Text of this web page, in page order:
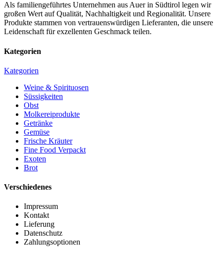
Als familiengeführtes Unternehmen aus Auer in Südtirol legen wir
großen Wert auf Qualität, Nachhaltigkeit und Regionalität. Unsere
Produkte stammen von vertrauenswürdigen Lieferanten, die unsere
Leidenschaft für exzellenten Geschmack teilen.
Kategorien
Kategorien
Weine & Spirituosen
Süssigkeiten
Obst
Molkereiprodukte
Getränke
Gemüse
Frische Kräuter
Fine Food Verpackt
Exoten
Brot
Verschiedenes
Impressum
Kontakt
Lieferung
Datenschutz
Zahlungsoptionen